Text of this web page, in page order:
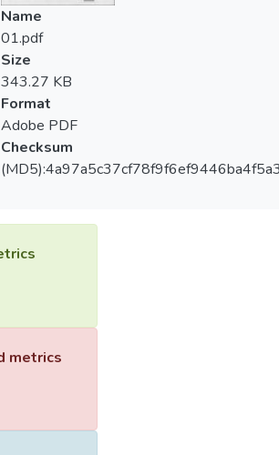
Name
01.pdf
Size
343.27 KB
Format
Adobe PDF
Checksum
metrics